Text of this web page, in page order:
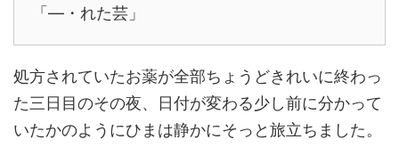
「―・れた芸」
処方されていたお薬が全部ちょうどきれいに終わっ
た三日目のその夜、日付が変わる少し前に分かって
いたかのようにひまは静かにそっと旅立ちました。